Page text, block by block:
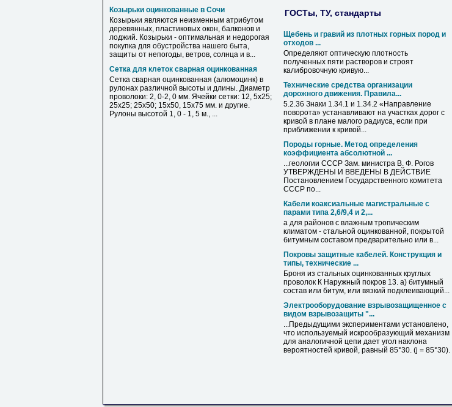
Козырьки оцинкованные в Сочи
Козырьки являются неизменным атрибутом
деревянных, пластиковых окон, балконов и
лоджий. Козырьки - оптимальная и недорогая
покупка для обустройства нашего быта,
защиты от непогоды, ветров, солнца и в...
Сетка для клеток сварная оцинкованная
Сетка сварная оцинкованная (алюмоцинк) в
рулонах различной высоты и длины. Диаметр
проволоки: 2, 0-2, 0 мм. Ячейки сетки: 12, 5х25;
25х25; 25х50; 15х50, 15х75 мм. и другие.
Рулоны высотой 1, 0 - 1, 5 м., ...
ГОСТы, ТУ, стандарты
Щебень и гравий из плотных горных пород и
отходов ...
Определяют оптическую плотность
полученных пяти растворов и строят
калибровочную кривую...
Технические средства организации
дорожного движения. Правила...
5.2.36 Знаки 1.34.1 и 1.34.2 «Направление
поворота» устанавливают на участках дорог с
кривой в плане малого радиуса, если при
приближении к кривой...
Породы горные. Метод определения
коэффициента абсолютной ...
...геологии СССР Зам. министра В. Ф. Рогов
УТВЕРЖДЕНЫ И ВВЕДЕНЫ В ДЕЙСТВИЕ
Постановлением Государственного комитета
СССР по...
Кабели коаксиальные магистральные с
парами типа 2,6/9,4 и 2,...
а для районов с влажным тропическим
климатом - стальной оцинкованной, покрытой
битумным составом предварительно или в...
Покровы защитные кабелей. Конструкция и
типы, технические ...
Броня из стальных оцинкованных круглых
проволок К Наружный покров 13. а) битумный
состав или битум, или вязкий подклеивающий...
Электрооборудование взрывозащищенное с
видом взрывозащиты "...
...Предыдущими экспериментами установлено,
что используемый искрообразующий механизм
для аналогичной цепи дает угол наклона
вероятностей кривой, равный 85°30. (j = 85°30).